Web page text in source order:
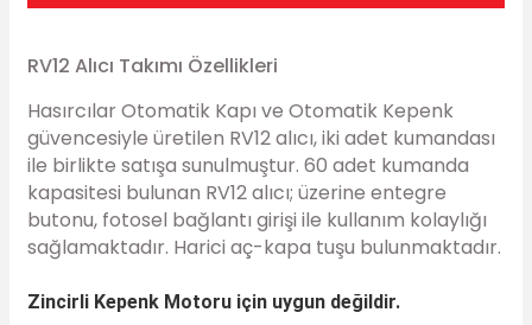
RV12 Alıcı Takımı Özellikleri
Hasırcılar Otomatik Kapı ve Otomatik Kepenk
güvencesiyle üretilen RV12 alıcı, iki adet kumandası
ile birlikte satışa sunulmuştur. 60 adet kumanda
kapasitesi bulunan RV12 alıcı; üzerine entegre
butonu, fotosel bağlantı girişi ile kullanım kolaylığı
sağlamaktadır. Harici aç-kapa tuşu bulunmaktadır.
Zincirli Kepenk Motoru için uygun değildir.